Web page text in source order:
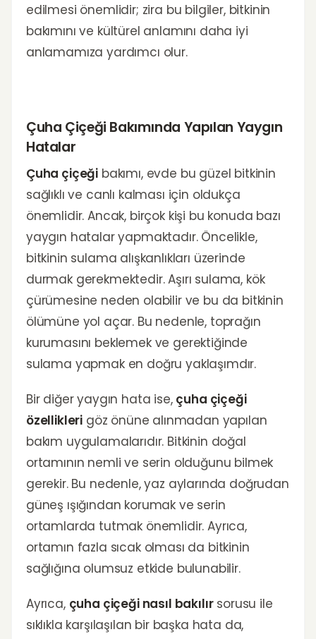
edilmesi önemlidir; zira bu bilgiler, bitkinin
bakımını ve kültürel anlamını daha iyi
anlamamıza yardımcı olur.
Çuha Çiçeği Bakımında Yapılan Yaygın
Hatalar
Çuha çiçeği bakımı, evde bu güzel bitkinin
sağlıklı ve canlı kalması için oldukça
önemlidir. Ancak, birçok kişi bu konuda bazı
yaygın hatalar yapmaktadır. Öncelikle,
bitkinin sulama alışkanlıkları üzerinde
durmak gerekmektedir. Aşırı sulama, kök
çürümesine neden olabilir ve bu da bitkinin
ölümüne yol açar. Bu nedenle, toprağın
kurumasını beklemek ve gerektiğinde
sulama yapmak en doğru yaklaşımdır.
Bir diğer yaygın hata ise, çuha çiçeği
özellikleri göz önüne alınmadan yapılan
bakım uygulamalarıdır. Bitkinin doğal
ortamının nemli ve serin olduğunu bilmek
gerekir. Bu nedenle, yaz aylarında doğrudan
güneş ışığından korumak ve serin
ortamlarda tutmak önemlidir. Ayrıca,
ortamın fazla sıcak olması da bitkinin
sağlığına olumsuz etkide bulunabilir.
Ayrıca, çuha çiçeği nasıl bakılırsorusu ile
sıklıkla karşılaşılan bir başka hata da,